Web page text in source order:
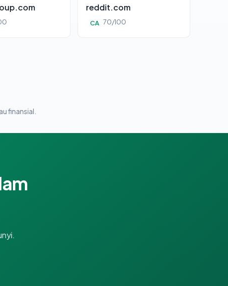
reddit.com
CA 70/100
finansial.